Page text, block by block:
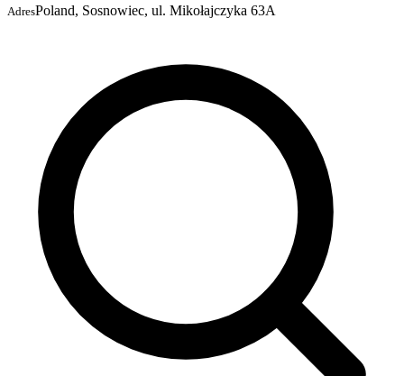
AdresPoland, Sosnowiec, ul. Mikołajczyka 63A